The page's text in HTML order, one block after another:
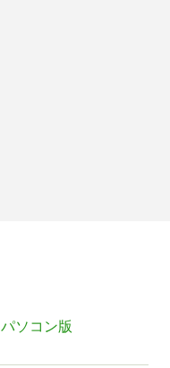
パソコン版